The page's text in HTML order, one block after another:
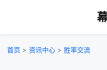
首页 > 资讯中心 > 胜率交流